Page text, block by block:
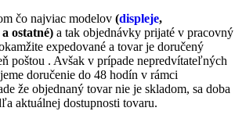
čo najviac modelov (displeje,
ostatné) a tak objednávky prijaté v pracovný
expedované a tovar je doručený
poštou . Avšak v prípade nepredvítateľných
doručenie do 48 hodín v rámci
že objednaný tovar nie je skladom, sa doba
aktuálnej dostupnosti tovaru.